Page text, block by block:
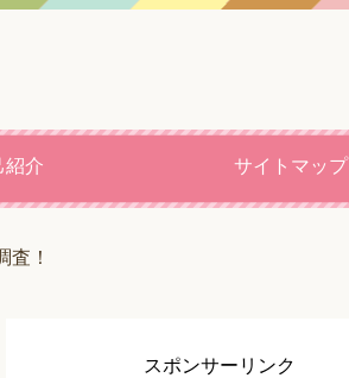
紹介 サイトマップ
査！
スポンサーリンク